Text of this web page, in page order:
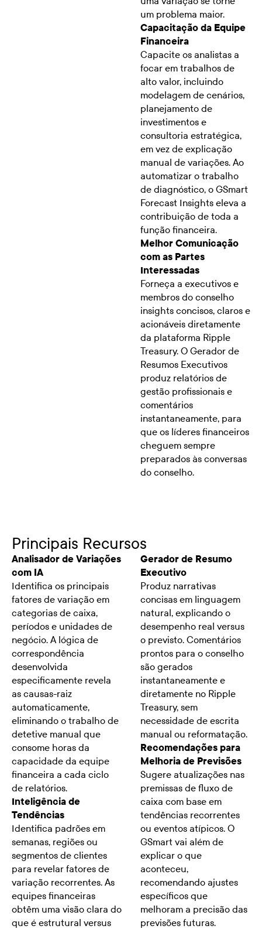
um problema maior.
Capacitação da Equipe
Financeira
Capacite os analistas a
focar em trabalhos de
alto valor, incluindo
modelagem de cenários,
planejamento de
investimentos e
consultoria estratégica,
em vez de explicação
manual de variações. Ao
automatizar o trabalho
de diagnóstico, o GSmart
Forecast Insights eleva a
contribuição de toda a
função financeira.
Melhor Comunicação
com as Partes
Interessadas
Forneça a executivos e
membros do conselho
insights concisos, claros e
acionáveis diretamente
da plataforma Ripple
Treasury. O Gerador de
Resumos Executivos
produz relatórios de
gestão profissionais e
comentários
instantaneamente, para
que os líderes financeiros
cheguem sempre
preparados às conversas
do conselho.
Principais Recursos
Analisador de Variações
com IA
Identifica os principais
fatores de variação em
categorias de caixa,
períodos e unidades de
negócio. A lógica de
correspondência
desenvolvida
especificamente revela
as causas-raiz
automaticamente,
eliminando o trabalho de
detetive manual que
consome horas da
capacidade da equipe
financeira a cada ciclo
de relatórios.
Inteligência de
Tendências
Identifica padrões em
semanas, regiões ou
segmentos de clientes
para revelar fatores de
variação recorrentes. As
equipes financeiras
obtêm uma visão clara do
que é estrutural versus
Gerador de Resumo
Executivo
Produz narrativas
concisas em linguagem
natural, explicando o
desempenho real versus
o previsto. Comentários
prontos para o conselho
são gerados
instantaneamente e
diretamente no Ripple
Treasury, sem
necessidade de escrita
manual ou reformatação.
Recomendações para
Melhoria de Previsões
Sugere atualizações nas
premissas de fluxo de
caixa com base em
tendências recorrentes
ou eventos atípicos. O
GSmart vai além de
explicar o que
aconteceu,
recomendando ajustes
específicos que
melhoram a precisão das
previsões futuras.